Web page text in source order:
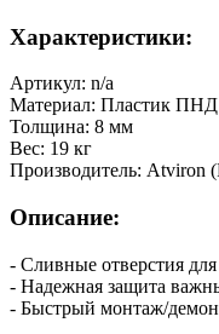
Характеристики:
Артикул: n/a
Материал: Пластик ПНД
Толщина: 8 мм
Вес: 19 кг
Производитель: Atviron
Описание:
- Сливные отверстия
- Надежная защита
- Быстрый монтаж/